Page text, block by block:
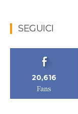
SEGUICI
20,616
Fans